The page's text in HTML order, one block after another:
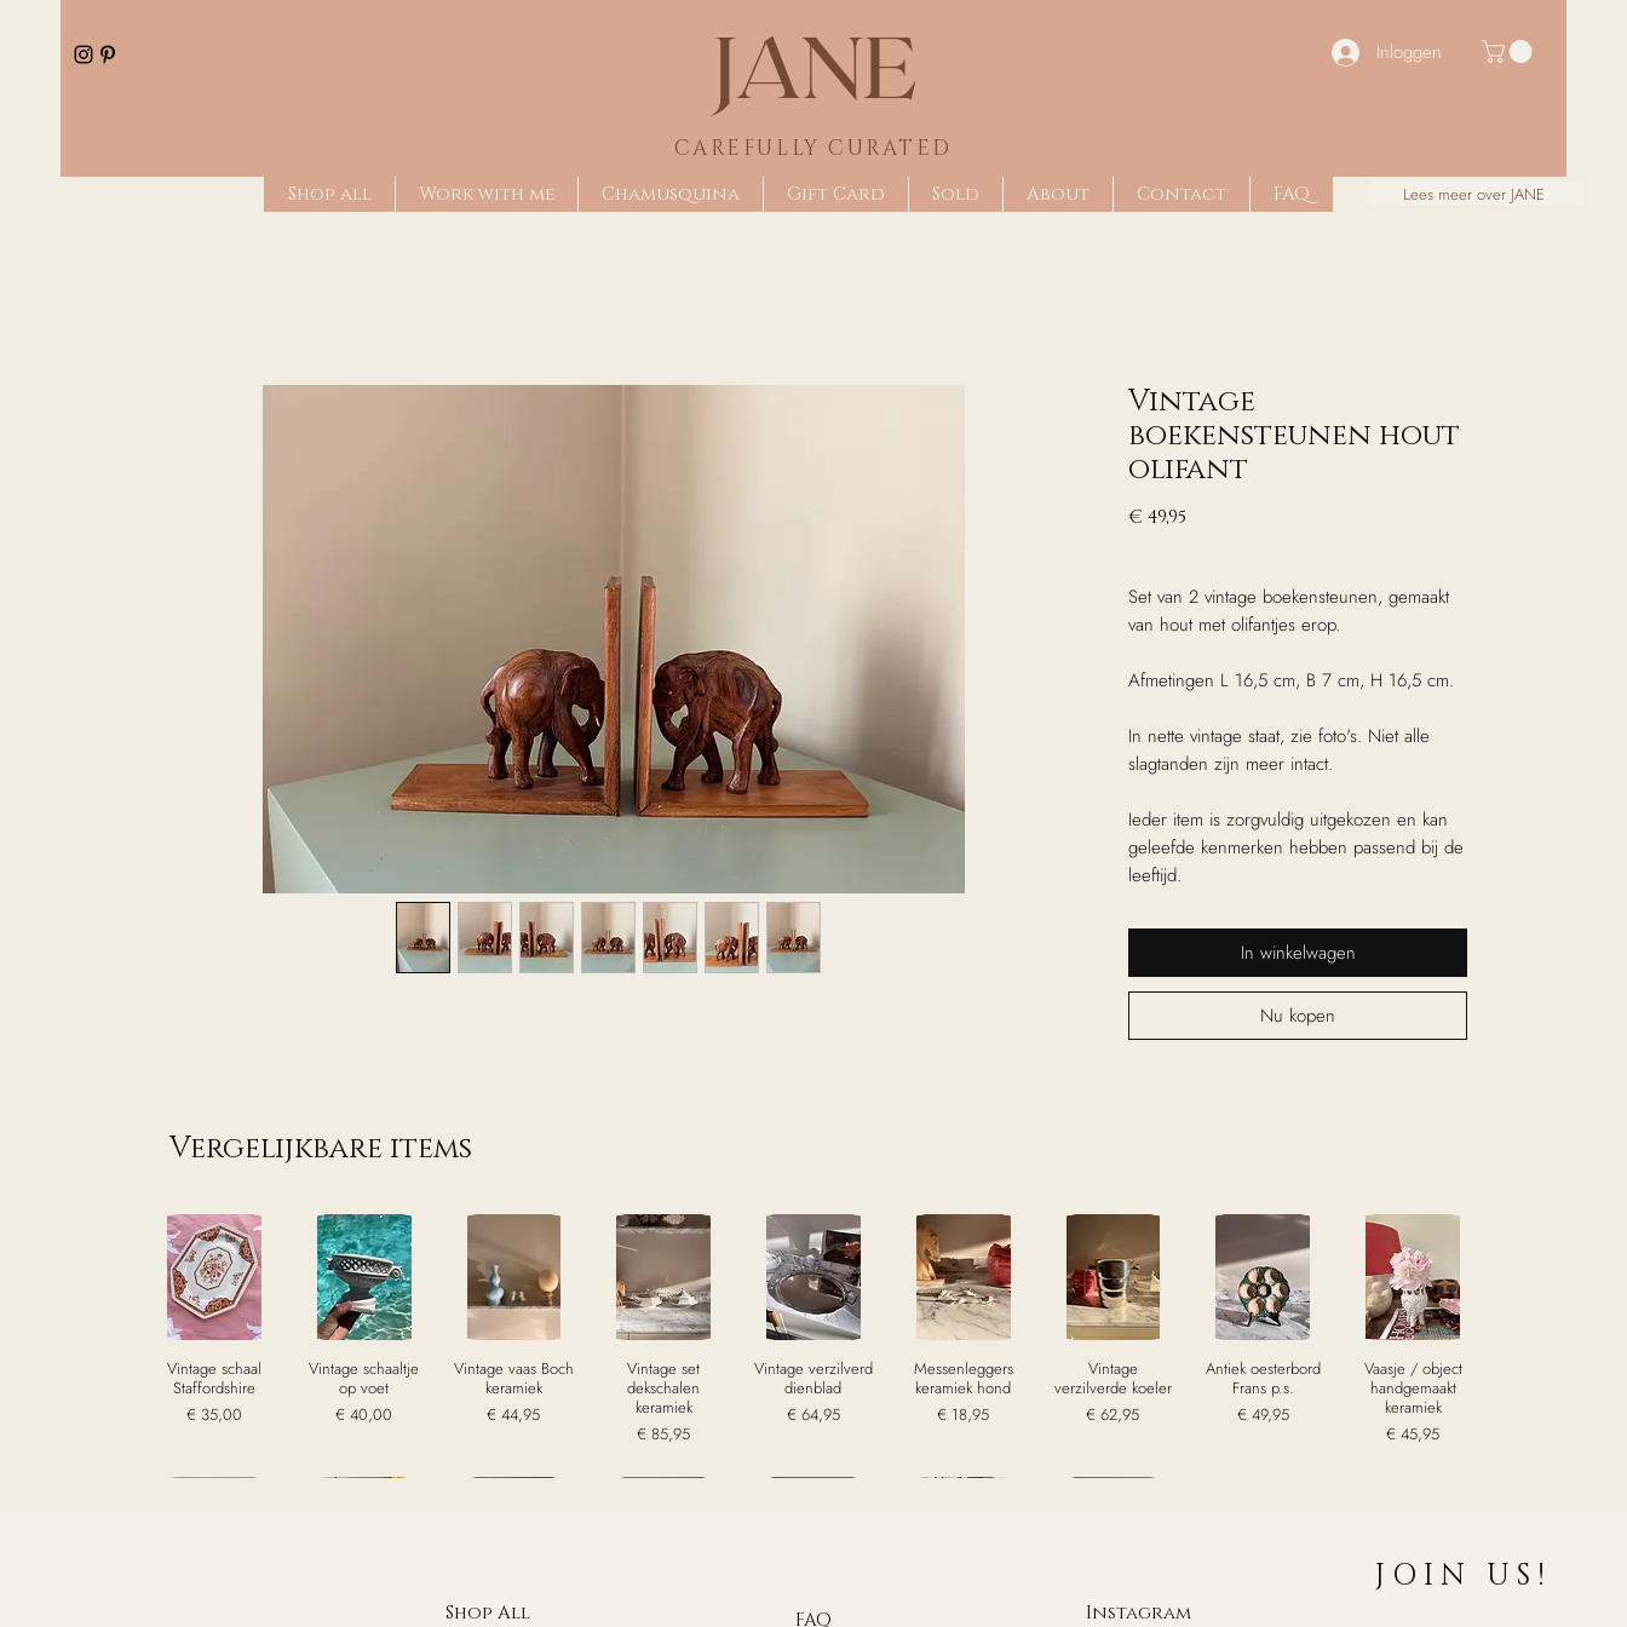
JANE
CAREFULLY CU RATED
Inloggen
Shop all Work with me Chamusquina Gift Card Sold About Contact FAQ Lees meer over JANE
Vintage
boekensteunen hout
olifant
€ 49,95
Set van 2 vintage boekensteunen, gemaakt
van hout met olifantjes erop.
Afmetingen L 16,5 cm, B 7 cm, H 16,5 cm.
In nette vintage staat, zie foto's. Niet alle
slagtanden zijn meer intact.
Ieder item is zorgvuldig uitgekozen en kan
geleefde kenmerken hebben passend bij de
leeftijd.
In winkelwagen
Nu kopen
Vergelijkbare items
Vintage schaal
Staffordshire
Prijs
€ 35,00
Vintage schaaltje
op voet
Prijs
€ 40,00
Vintage vaas Boch
keramiek
Prijs
€ 44,95
Vintage set
dekschalen
keramiek
Prijs
€ 85,95
Vintage verzilverd
dienblad
Prijs
€ 64,95
Messenleggers
keramiek hond
Prijs
€ 18,95
Vintage
verzilverde koeler
Prijs
€ 62,95
Antiek oesterbord
Frans p.s.
Prijs
€ 49,95
Vaasje / object
handgemaakt
keramiek
Prijs
€ 45,95
Shop All FAQ Instagram
JOIN US!